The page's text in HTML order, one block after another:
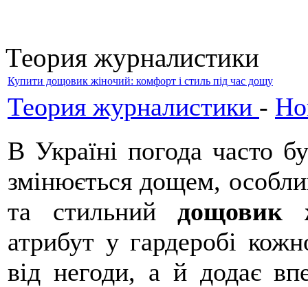
Теория журналистики
Купити дощовик жіночий: комфорт і стиль під час дощу
Теория журналистики -
В Україні погода часто
змінюється дощем,
та стильний дощовик
атрибут у гардеробі
від негоди, а й додає